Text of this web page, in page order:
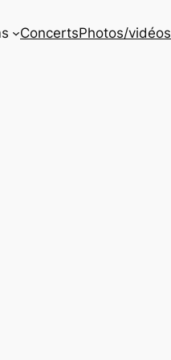
ConcertsPhotos/vidéos